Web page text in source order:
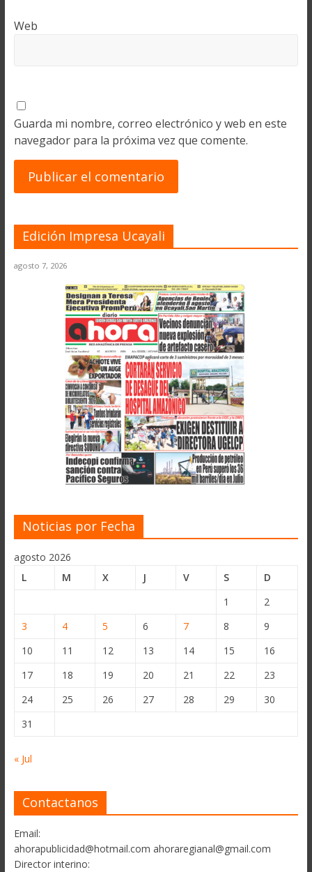
Web
Guarda mi nombre, correo electrónico y web en este
navegador para la próxima vez que comente.
Edición Impresa Ucayali
agosto 7, 2026
Noticias por Fecha
agosto 2026
L
M X J V S
D
1
2
3
4 5 6 7 8
9
10
11 12 13 14 15
16
17
18 19 20 21 22
23
24
25 26 27 28 29
30
31
« Jul
Contactanos
Email:
ahorapublicidad@hotmail.com ahoraregianal@gmail.com
Director interino: